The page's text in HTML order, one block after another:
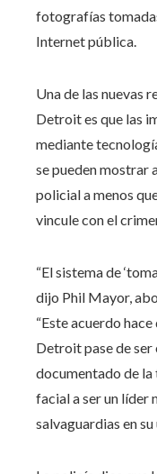
fotografías
Internet pública.
Una de las nuevas
Detroit es que las
mediante
se pueden mostrar
policial a menos
vincule con el
“El sistema de
dijo Phil Mayor,
“Este acuerdo
Detroit pase de ser
documentado de
facial a ser un líder
salvaguardias en su